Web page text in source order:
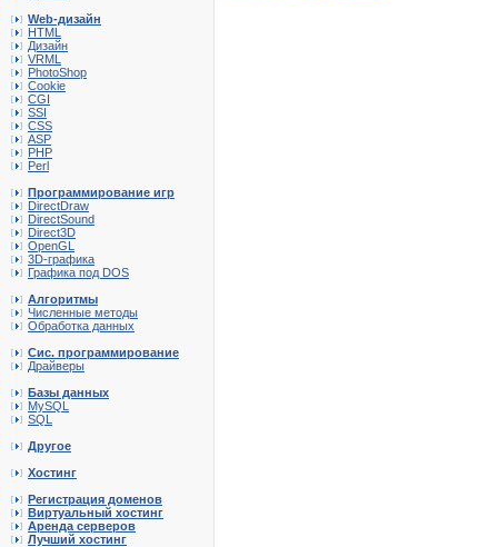
Web-дизайн
HTML
Дизайн
VRML
PhotoShop
Cookie
CGI
SSI
CSS
ASP
PHP
Perl
Программирование игр
DirectDraw
DirectSound
Direct3D
OpenGL
3D-графика
Графика под DOS
Алгоритмы
Численные методы
Обработка данных
Сис. программирование
Драйверы
Базы данных
MySQL
SQL
Другое
Хостинг
Регистрация доменов
Виртуальный хостинг
Аренда серверов
Лучший хостинг